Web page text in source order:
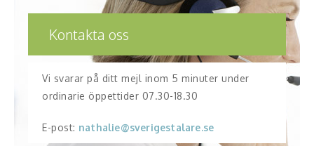
Kontakta oss
Vi svarar på ditt mejl inom 5 minuter under
ordinarie öppettider 07.30-18.30
E-post: nathalie@sverigestalare.se